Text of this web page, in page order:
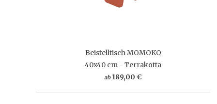
Beistelltisch MOMOKO
40x40 cm - Terrakotta
ab 189,00 €